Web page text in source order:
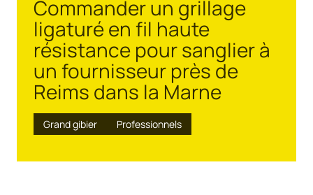
Commander un grillage
ligaturé en fil haute
résistance pour sanglier à
un fournisseur près de
Reims dans la Marne
Grand gibier Professionnels